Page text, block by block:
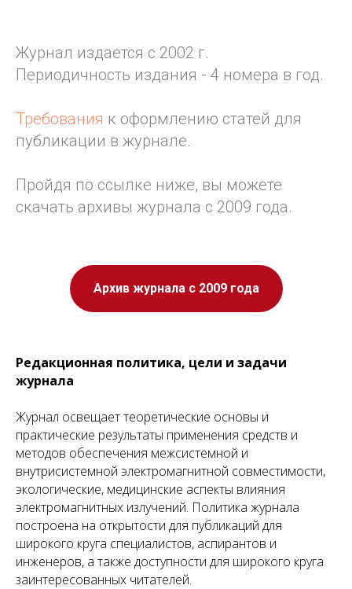
Журнал издается с 2002 г.
Периодичность издания - 4 номера в год.
Требования к оформлению статей для
публикации в журнале.
Пройдя по ссылке ниже, вы можете
скачать архивы журнала с 2009 года.
Архив журнала с 2009 года
Редакционная политика, цели и задачи
журнала
Журнал освещает теоретические основы и
практические результаты применения средств и
методов обеспечения межсистемной и
внутрисистемной электромагнитной совместимости,
экологические, медицинские аспекты влияния
электромагнитных излучений. Политика журнала
построена на открытости для публикаций для
широкого круга специалистов, аспирантов и
инженеров, а также доступности для широкого круга
заинтересованных читателей.